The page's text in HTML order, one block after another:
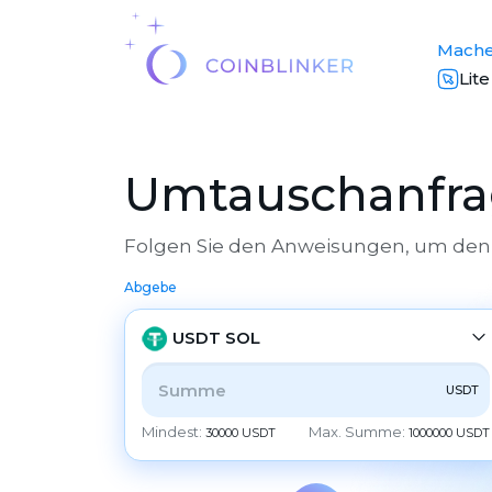
Folgen Sie den Anweisungen, um
Abgebe
USDT SOL
ALLE CRYPTO BALANCE
CHECK CASH
USDT
Mindest:30000 USDT Max. Summe: 1000000 USDT